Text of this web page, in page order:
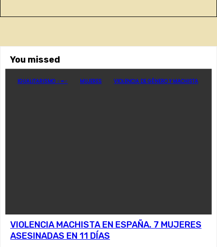
You missed
IGUALITARISMO ♀=♂ MUJERES VIOLENCIA DE GÉNERO Y MACHISTA
VIOLENCIA MACHISTA EN ESPAÑA. 7 MUJERES
ASESINADAS EN 11 DÍAS